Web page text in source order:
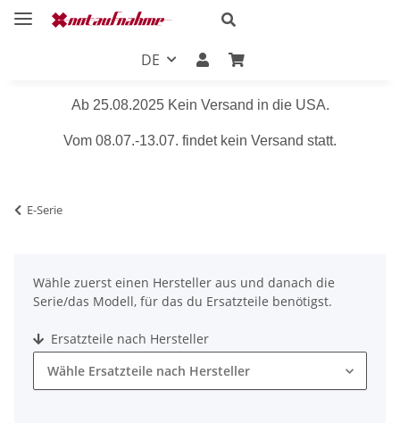
DE
Ab 25.08.2025 Kein Versand in die USA.
Vom 08.07.-13.07. findet kein Versand statt.
E-Serie
Wähle zuerst einen Hersteller aus und danach die
Serie/das Modell, für das du Ersatzteile benötigst.
Ersatzteile nach Hersteller
Wähle Ersatzteile nach Hersteller